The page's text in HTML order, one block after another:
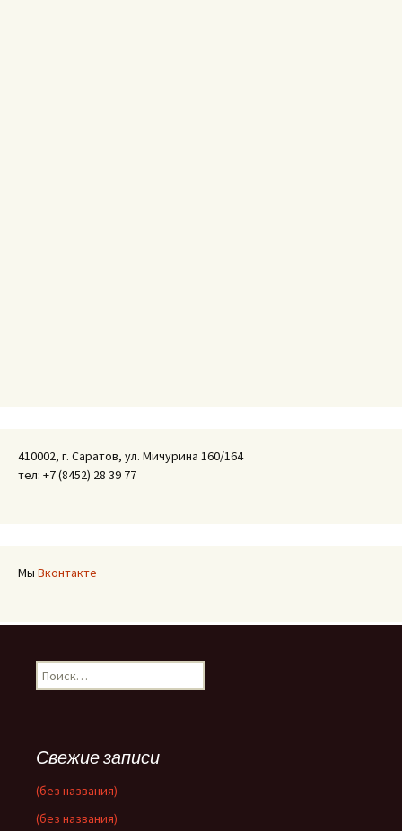
410002, г. Саратов, ул. Мичурина 160/164
тел: +7 (8452) 28 39 77
Мы Вконтакте
Найти:
Свежие записи
(без названия)
(без названия)